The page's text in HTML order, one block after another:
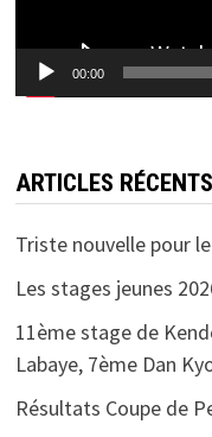
00:00
ARTICLES RÉCENTS
Triste nouvelle pour
Les stages jeunes
11ème stage de
Labaye, 7ème Dan
Résultats Coupe de